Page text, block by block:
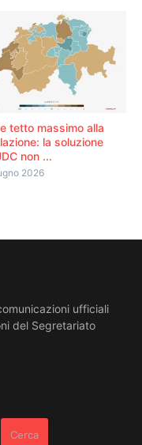
tetto massimo alla
la soluzione
non ...
2026
ufficiali
del Segretariato
Cerca